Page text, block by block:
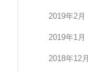
2019年2月
2019年1月
2018年12月